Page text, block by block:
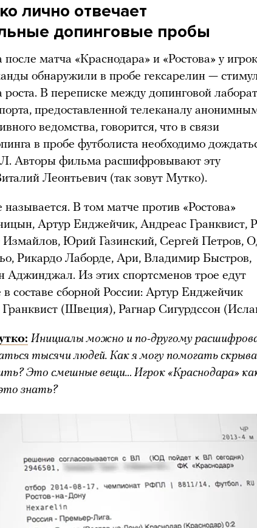
лично отвечает
допинговые пробы
после матча «Краснодара» и «Ростова» у
обнаружили в пробе гексарелин —
В переписке между допинговой
предоставленной телеканалу
ведомства, говорится, что в связи
в пробе футболиста необходимо
Авторы фильма расшифровывают эту
Леонтьевич (так зовут Мутко).
В том матче против «Ростова»
Артур Енджейчик, Андреас Гранквист,
Измайлов, Юрий Газинский, Сергей Петров,
Рикардо Лаборде, Ари, Владимир Быстров,
Аджинджал. Из этих спортсменов трое едут
составе сборной России: Артур Енджейчик
(Швеция), Рагнар Сигурдссон
Инициалы можно и по-другому
тысячи людей. Как я могу помогать
Это смешные вещи… Игрок «Краснодара»
знать?